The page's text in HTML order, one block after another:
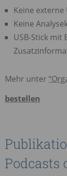
Keine
Keine
USB-Stick mit
Mehr unter
bestellen
Podcasts